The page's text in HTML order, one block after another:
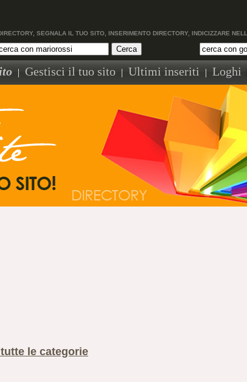
SEGNALA IL TUO SITO, INSERIMENTO DIRECTORY, INDICIZZARE
| Gestisci il tuo sito | Ultimi inseriti | Loghi
le categorie